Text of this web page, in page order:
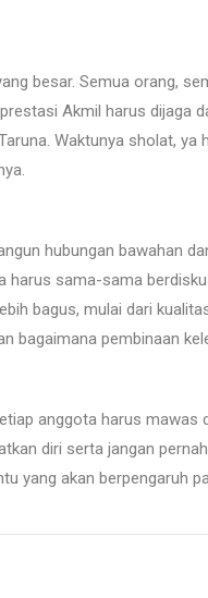
besar. Semua orang,
Akmil harus dijaga
Waktunya sholat, ya
hubungan bawahan
harus sama-sama
bagus, mulai dari
bagaimana pembinaan
anggota harus mawas
diri serta jangan
yang akan berpengaruh